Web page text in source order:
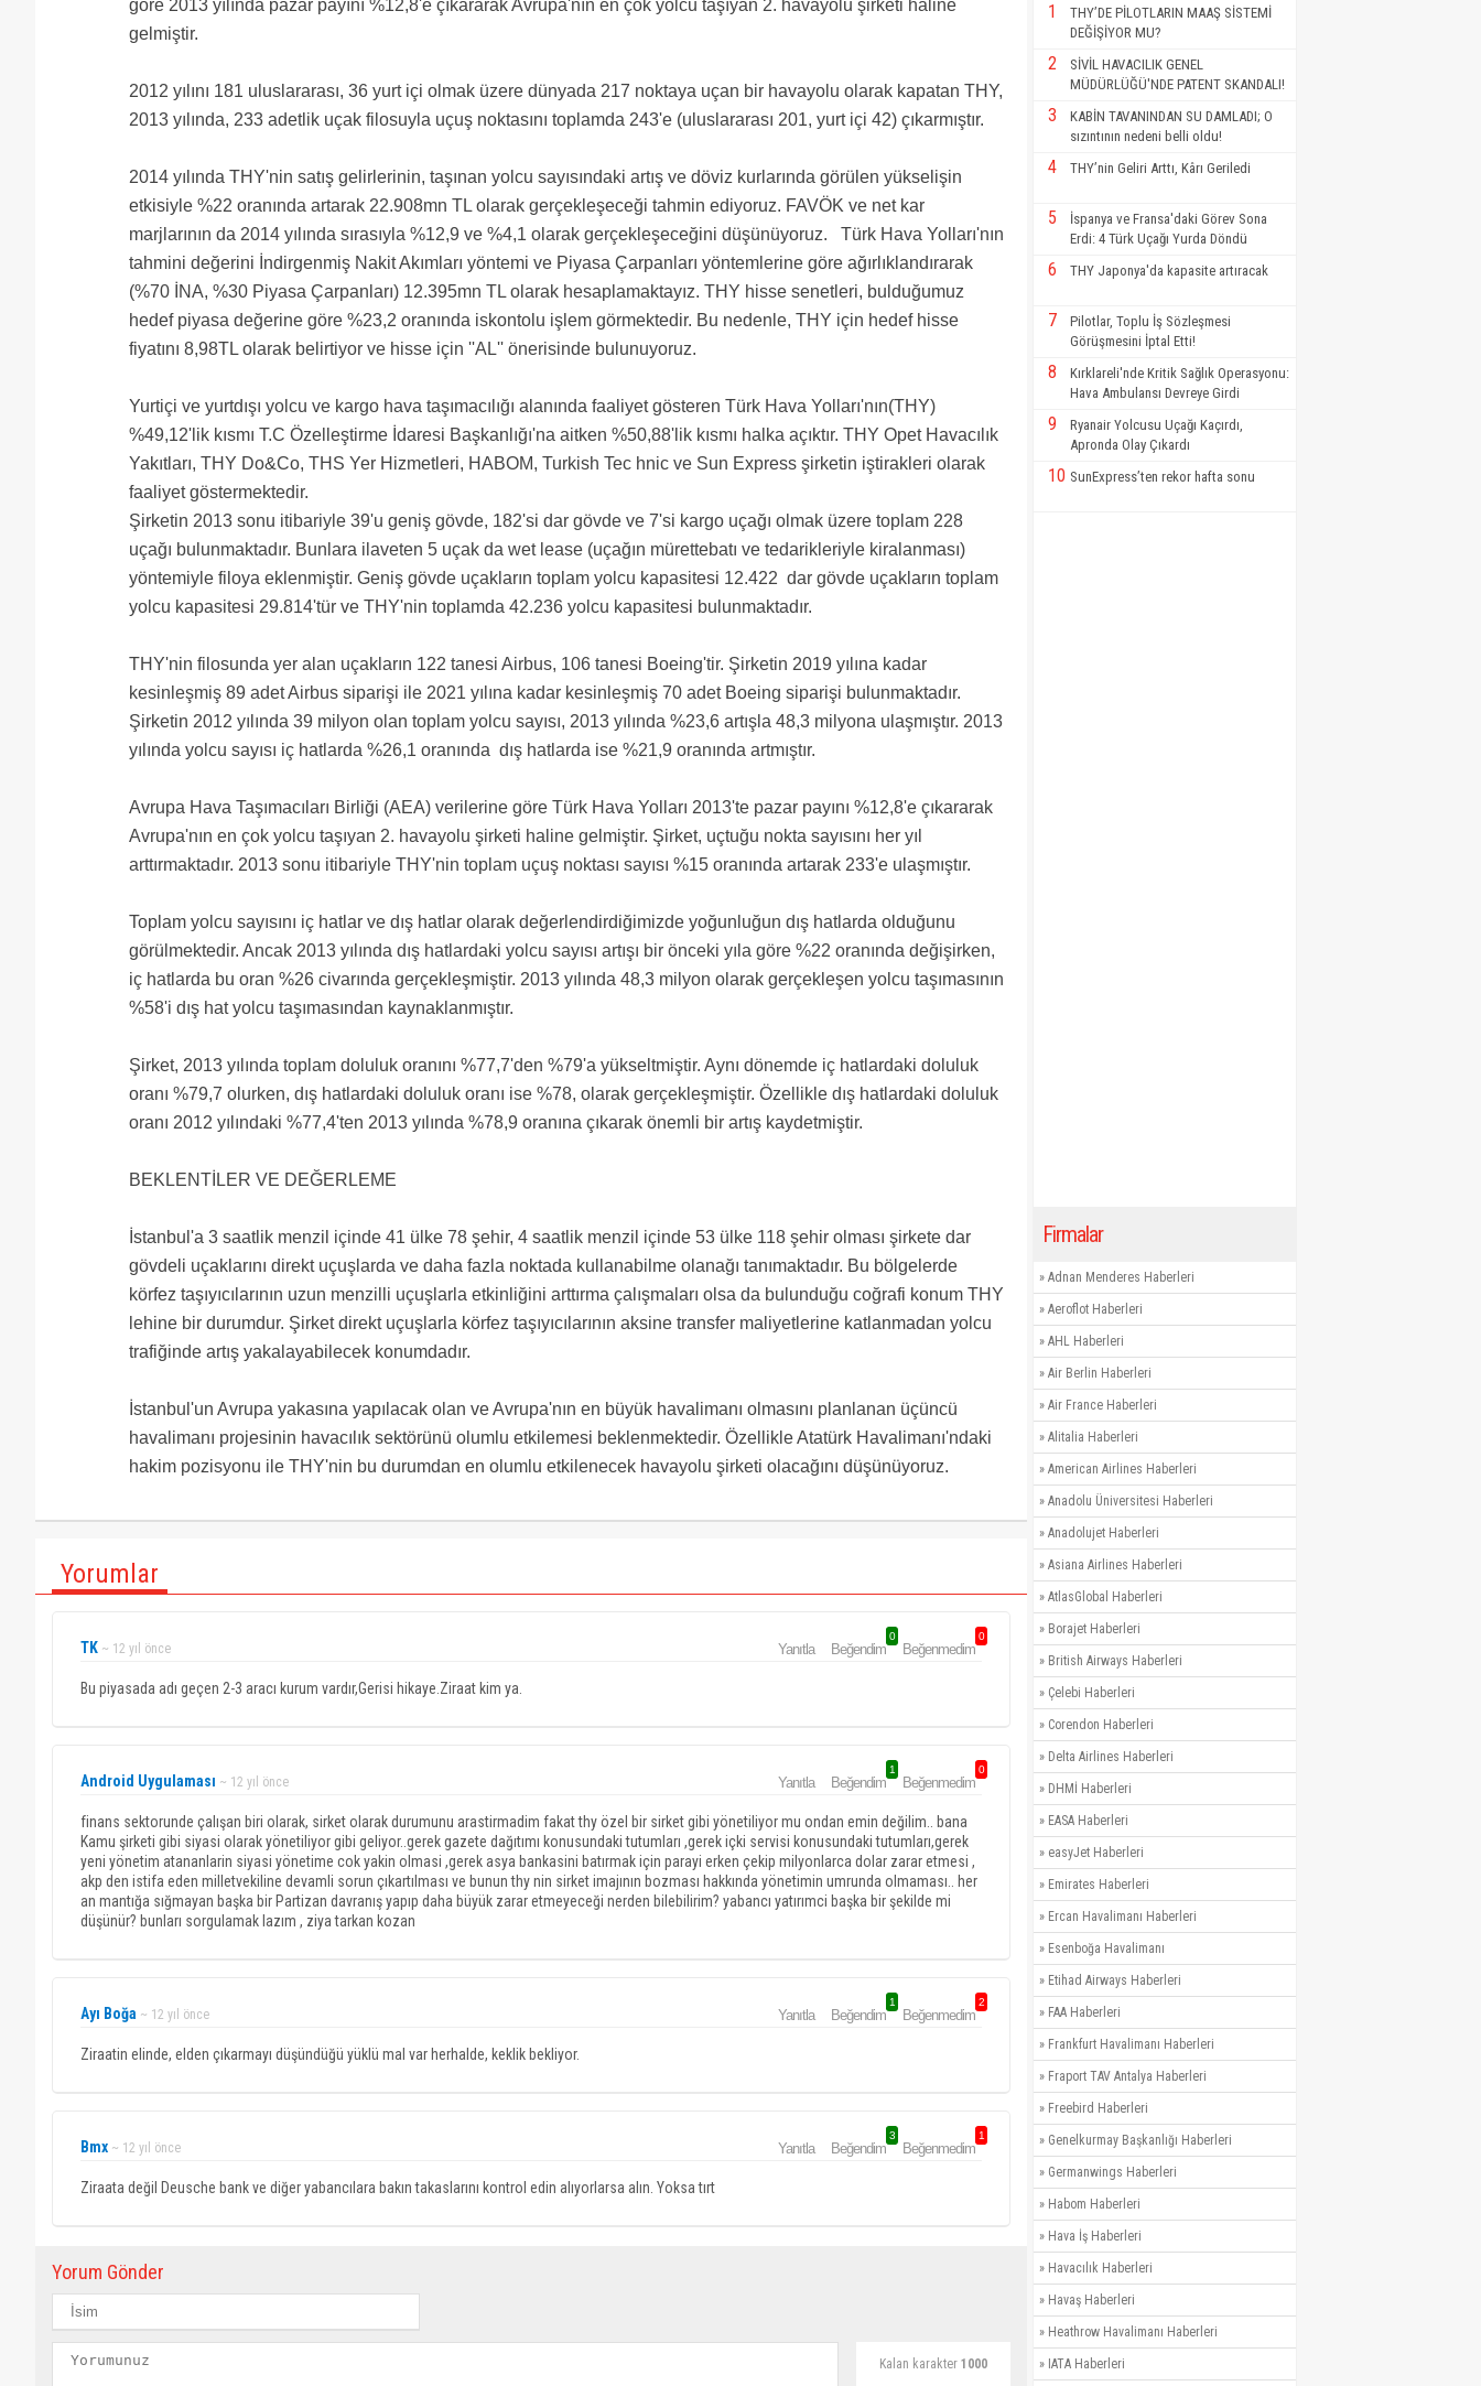
göre 2013 yılında pazar payını %12,8'e çıkararak Avrupa'nın en çok yolcu taşıyan 2. havayolu şirketi haline
gelmiştir.
2012 yılını 181 uluslararası, 36 yurt içi olmak üzere dünyada 217 noktaya uçan bir havayolu olarak kapatan THY,
2013 yılında, 233 adetlik uçak filosuyla uçuş noktasını toplamda 243'e (uluslararası 201, yurt içi 42) çıkarmıştır.
2014 yılında THY'nin satış gelirlerinin, taşınan yolcu sayısındaki artış ve döviz kurlarında görülen yükselişin
etkisiyle %22 oranında artarak 22.908mn TL olarak gerçekleşeceği tahmin ediyoruz. FAVÖK ve net kar
marjlarının da 2014 yılında sırasıyla %12,9 ve %4,1 olarak gerçekleşeceğini düşünüyoruz. Türk Hava Yolları'nın
tahmini değerini İndirgenmiş Nakit Akımları yöntemi ve Piyasa Çarpanları yöntemlerine göre ağırlıklandırarak
(%70 İNA, %30 Piyasa Çarpanları) 12.395mn TL olarak hesaplamaktayız. THY hisse senetleri, bulduğumuz
hedef piyasa değerine göre %23,2 oranında iskontolu işlem görmektedir. Bu nedenle, THY için hedef hisse
fiyatını 8,98TL olarak belirtiyor ve hisse için ''AL'' önerisinde bulunuyoruz.
Yurtiçi ve yurtdışı yolcu ve kargo hava taşımacılığı alanında faaliyet gösteren Türk Hava Yolları'nın(THY)
%49,12'lik kısmı T.C Özelleştirme İdaresi Başkanlığı'na aitken %50,88'lik kısmı halka açıktır. THY Opet Havacılık
Yakıtları, THY Do&Co, THS Yer Hizmetleri, HABOM, Turkish Tec hnic ve Sun Express şirketin iştirakleri olarak
faaliyet göstermektedir.
Şirketin 2013 sonu itibariyle 39'u geniş gövde, 182'si dar gövde ve 7'si kargo uçağı olmak üzere toplam 228
uçağı bulunmaktadır. Bunlara ilaveten 5 uçak da wet lease (uçağın mürettebatı ve tedarikleriyle kiralanması)
yöntemiyle filoya eklenmiştir. Geniş gövde uçakların toplam yolcu kapasitesi 12.422 dar gövde uçakların toplam
yolcu kapasitesi 29.814'tür ve THY'nin toplamda 42.236 yolcu kapasitesi bulunmaktadır.
THY'nin filosunda yer alan uçakların 122 tanesi Airbus, 106 tanesi Boeing'tir. Şirketin 2019 yılına kadar
kesinleşmiş 89 adet Airbus siparişi ile 2021 yılına kadar kesinleşmiş 70 adet Boeing siparişi bulunmaktadır.
Şirketin 2012 yılında 39 milyon olan toplam yolcu sayısı, 2013 yılında %23,6 artışla 48,3 milyona ulaşmıştır. 2013
yılında yolcu sayısı iç hatlarda %26,1 oranında dış hatlarda ise %21,9 oranında artmıştır.
Avrupa Hava Taşımacıları Birliği (AEA) verilerine göre Türk Hava Yolları 2013'te pazar payını %12,8'e çıkararak
Avrupa'nın en çok yolcu taşıyan 2. havayolu şirketi haline gelmiştir. Şirket, uçtuğu nokta sayısını her yıl
arttırmaktadır. 2013 sonu itibariyle THY'nin toplam uçuş noktası sayısı %15 oranında artarak 233'e ulaşmıştır.
Toplam yolcu sayısını iç hatlar ve dış hatlar olarak değerlendirdiğimizde yoğunluğun dış hatlarda olduğunu
görülmektedir. Ancak 2013 yılında dış hatlardaki yolcu sayısı artışı bir önceki yıla göre %22 oranında değişirken,
iç hatlarda bu oran %26 civarında gerçekleşmiştir. 2013 yılında 48,3 milyon olarak gerçekleşen yolcu taşımasının
%58'i dış hat yolcu taşımasından kaynaklanmıştır.
Şirket, 2013 yılında toplam doluluk oranını %77,7'den %79'a yükseltmiştir. Aynı dönemde iç hatlardaki doluluk
oranı %79,7 olurken, dış hatlardaki doluluk oranı ise %78, olarak gerçekleşmiştir. Özellikle dış hatlardaki doluluk
oranı 2012 yılındaki %77,4'ten 2013 yılında %78,9 oranına çıkarak önemli bir artış kaydetmiştir.
BEKLENTİLER VE DEĞERLEME
İstanbul'a 3 saatlik menzil içinde 41 ülke 78 şehir, 4 saatlik menzil içinde 53 ülke 118 şehir olması şirkete dar
gövdeli uçaklarını direkt uçuşlarda ve daha fazla noktada kullanabilme olanağı tanımaktadır. Bu bölgelerde
körfez taşıyıcılarının uzun menzilli uçuşlarla etkinliğini arttırma çalışmaları olsa da bulunduğu coğrafi konum THY
lehine bir durumdur. Şirket direkt uçuşlarla körfez taşıyıcılarının aksine transfer maliyetlerine katlanmadan yolcu
trafiğinde artış yakalayabilecek konumdadır.
İstanbul'un Avrupa yakasına yapılacak olan ve Avrupa'nın en büyük havalimanı olmasını planlanan üçüncü
havalimanı projesinin havacılık sektörünü olumlu etkilemesi beklenmektedir. Özellikle Atatürk Havalimanı'ndaki
hakim pozisyonu ile THY'nin bu durumdan en olumlu etkilenecek havayolu şirketi olacağını düşünüyoruz.
Yorumlar
TK ~ 12 yıl önce Yanıtla Beğendim
0
Beğenmedim
0
Bu piyasada adı geçen 2-3 aracı kurum vardır,Gerisi hikaye.Ziraat kim ya.
Android Uygulaması ~ 12 yıl önce Yanıtla Beğendim
1
Beğenmedim
0
finans sektorunde çalışan biri olarak, sirket olarak durumunu arastirmadim fakat thy özel bir sirket gibi yönetiliyor mu ondan emin değilim.. bana
Kamu şirketi gibi siyasi olarak yönetiliyor gibi geliyor..gerek gazete dağıtımı konusundaki tutumları ,gerek içki servisi konusundaki tutumları,gerek
yeni yönetim atananlarin siyasi yönetime cok yakin olmasi ,gerek asya bankasini batırmak için parayi erken çekip milyonlarca dolar zarar etmesi ,
akp den istifa eden milletvekiline devamli sorun çıkartılması ve bunun thy nin sirket imajının bozması hakkında yönetimin umrunda olmaması.. her
an mantığa sığmayan başka bir Partizan davranış yapıp daha büyük zarar etmeyeceği nerden bilebilirim? yabancı yatırımci başka bir şekilde mi
düşünür? bunları sorgulamak lazım , ziya tarkan kozan
Ayı Boğa ~ 12 yıl önce Yanıtla Beğendim
1
Beğenmedim
2
Ziraatin elinde, elden çıkarmayı düşündüğü yüklü mal var herhalde, keklik bekliyor.
Bmx ~ 12 yıl önce Yanıtla Beğendim
3
Beğenmedim
1
Ziraata değil Deusche bank ve diğer yabancılara bakın takaslarını kontrol edin alıyorlarsa alın. Yoksa tırt
Yorum Gönder
Kalan karakter 1000
1
THY’DE PİLOTLARIN MAAŞ SİSTEMİ
DEĞİŞİYOR MU?
2
SİVİL HAVACILIK GENEL
MÜDÜRLÜĞÜ'NDE PATENT SKANDALI!
3
KABİN TAVANINDAN SU DAMLADI; O
sızıntının nedeni belli oldu!
4 THY’nin Geliri Arttı, Kârı Geriledi
5
İspanya ve Fransa'daki Görev Sona
Erdi: 4 Türk Uçağı Yurda Döndü
6 THY Japonya'da kapasite artıracak
7
Pilotlar, Toplu İş Sözleşmesi
Görüşmesini İptal Etti!
8
Kırklareli'nde Kritik Sağlık Operasyonu:
Hava Ambulansı Devreye Girdi
9
Ryanair Yolcusu Uçağı Kaçırdı,
Apronda Olay Çıkardı
10 SunExpress’ten rekor hafta sonu
Firmalar
» Adnan Menderes Haberleri
» Aeroflot Haberleri
» AHL Haberleri
» Air Berlin Haberleri
» Air France Haberleri
» Alitalia Haberleri
» American Airlines Haberleri
» Anadolu Üniversitesi Haberleri
» Anadolujet Haberleri
» Asiana Airlines Haberleri
» AtlasGlobal Haberleri
» Borajet Haberleri
» British Airways Haberleri
» Çelebi Haberleri
» Corendon Haberleri
» Delta Airlines Haberleri
» DHMİ Haberleri
» EASA Haberleri
» easyJet Haberleri
» Emirates Haberleri
» Ercan Havalimanı Haberleri
» Esenboğa Havalimanı
» Etihad Airways Haberleri
» FAA Haberleri
» Frankfurt Havalimanı Haberleri
» Fraport TAV Antalya Haberleri
» Freebird Haberleri
» Genelkurmay Başkanlığı Haberleri
» Germanwings Haberleri
» Habom Haberleri
» Hava İş Haberleri
» Havacılık Haberleri
» Havaş Haberleri
» Heathrow Havalimanı Haberleri
» IATA Haberleri